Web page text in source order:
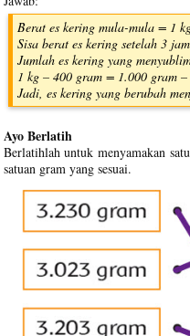
Berat es kering mula-mula = 1
Sisa berat es kering setelah 3
Jumlah es kering yang
1 kg – 400 gram = 1.000 gram
Jadi, es kering yang berubah
Ayo Berlatih
Berlatihlah untuk menyamakan
satuan gram yang sesuai.